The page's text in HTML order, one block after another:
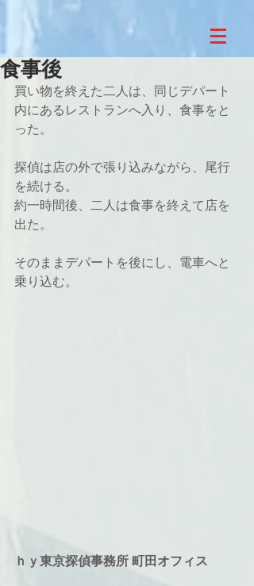
食事後
買い物を終えた二人は、同じデパート
内にあるレストランへ入り、食事をと
った。
探偵は店の外で張り込みながら、尾行
を続ける。
約一時間後、二人は食事を終えて店を
出た。
そのままデパートを後にし、電車へと
乗り込む。
ｈｙ東京探偵事務所 町田オフィス